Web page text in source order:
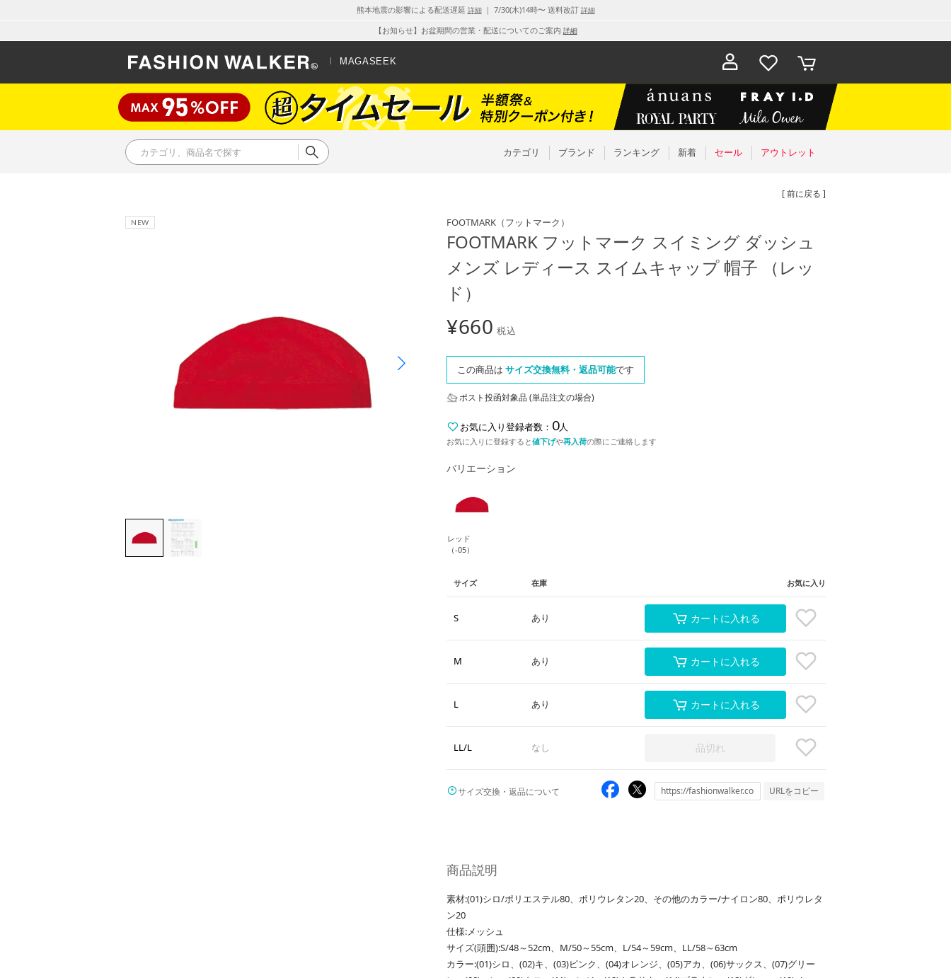
熊本地震の影響による配送遅延 詳細｜ 7/30(木)14時〜 送料改訂 詳細
【お知らせ】お盆期間の営業・配送についてのご案内 詳細
MAGASEEK
お気に入
り
カート
カテゴリ ブランド ランキング 新着 セール アウトレット
[ 前に戻る ]
FOOTMARK （フットマーク）
FOOTMARK フットマーク スイミング ダッシュ
メンズ レディース スイムキャップ 帽子 （レッ
ド）
¥660 税込
この商品は サイズ交換無料・返品可能です
ポスト投函対象品 (単品注文の場合)
お気に入り登録者数： 0人
お気に入りに登録すると値下げや再入荷の際にご連絡します
バリエーション
レッド
（-05）
サイズ 在庫 お気に入り
S あり カートに入れる
M あり カートに入れる
L あり カートに入れる
LL/L なし 品切れ
サイズ交換・返品について URLをコピー
商品説明
素材:(01)シロ/ポリエステル80、ポリウレタン20、その他のカラー/ナイロン80、ポリウレタ
ン20
仕様:メッシュ
サイズ(頭囲):S/48～52cm、M/50～55cm、L/54～59cm、LL/58～63cm
カラー:(01)シロ、(02)キ、(03)ピンク、(04)オレンジ、(05)アカ、(06)サックス、(07)グリー